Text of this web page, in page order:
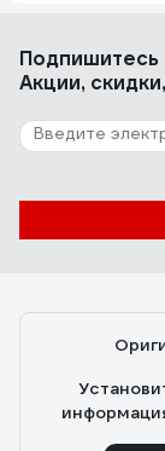
Подпишитесь
Акции,